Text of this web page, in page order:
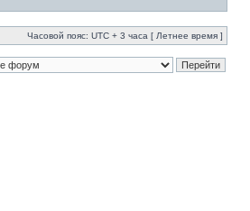
Часовой пояс: UTC + 3 часа [ Летнее время ]